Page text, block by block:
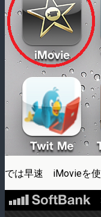
では早速 iMovieを使